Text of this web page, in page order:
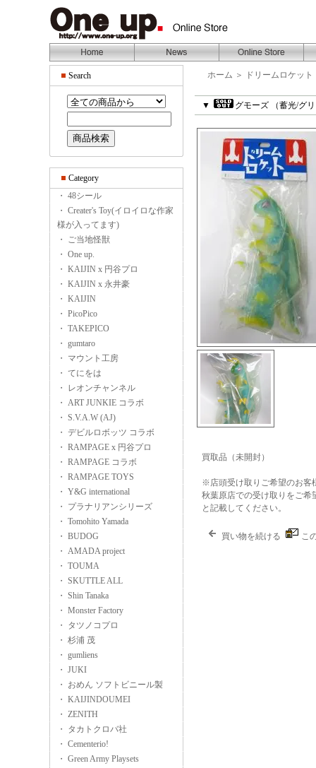
Search
Category
・ 48シール
・ Creater's Toy(イロイロな作家
様が入ってます)
・ ご当地怪獣
・ One up.
・ KAIJIN x 円谷プロ
・ KAIJIN x 永井豪
・ KAIJIN
・ PicoPico
・ TAKEPICO
・ gumtaro
・ マウント工房
・ てにをは
・ レオンチャンネル
・ ART JUNKIE コラボ
・ S.V.A.W (AJ)
・ デビルロボッツ コラボ
・ RAMPAGE x 円谷プロ
・ RAMPAGE コラボ
・ RAMPAGE TOYS
・ Y&G international
・ プラナリアンシリーズ
・ Tomohito Yamada
・ BUDOG
・ AMADA project
・ TOUMA
・ SKUTTLE ALL
・ Shin Tanaka
・ Monster Factory
・ タツノコプロ
・ 杉浦 茂
・ gumliens
・ JUKI
・ おめん ソフトビニール製
・ KAIJINDOUMEI
・ ZENITH
・ タカトクロバ社
・ Cementerio!
・ Green Army Playsets
ホーム ＞ ドリームロケット
▼ グモーズ （蓄光/グ
買取品（未開封）
※店頭受け取りご希望のお客
秋葉原店での受け取りをご希
と記載してください。
買い物を続ける こ